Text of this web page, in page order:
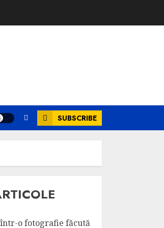
SUBSCRIBE
într-o fotografie făcută